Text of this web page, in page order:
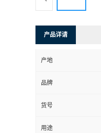
产品详请
产地
品牌
货号
用途